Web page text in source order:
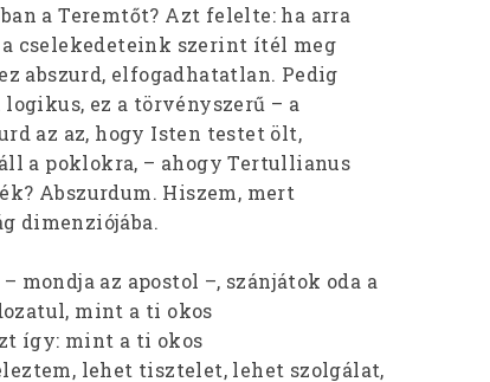
a Teremtőt? Azt felelte: ha arra
cselekedeteink szerint ítél meg
abszurd, elfogadhatatlan. Pedig
ez a törvényszerű – a
az az, hogy Isten testet ölt,
a poklokra, – ahogy Tertullianus
Abszurdum. Hiszem, mert
dimenziójába.
az apostol –, szánjátok oda a
mint a ti okos
így: mint a ti okos
lehet tisztelet, lehet szolgálat,